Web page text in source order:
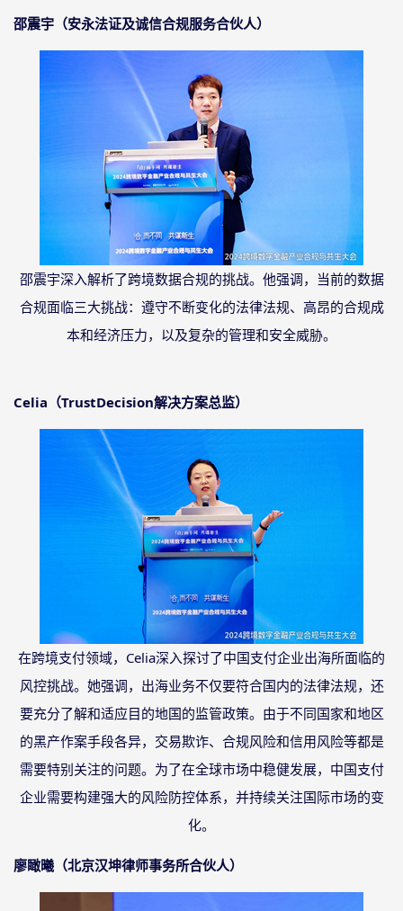
邵震宇（安永法证及诚信合规服务合伙人）
邵震宇深入解析了跨境数据合规的挑战。他强调，当前的数据
合规面临三大挑战：遵守不断变化的法律法规、高昂的合规成
本和经济压力，以及复杂的管理和安全威胁。
Celia（TrustDecision解决方案总监）
在跨境支付领域， Celia深入探讨了中国支付企业出海所面临的
风控挑战。她强调，出海业务不仅要符合国内的法律法规，还
要充分了解和适应目的地国的监管政策。由于不同国家和地区
的黑产作案手段各异，交易欺诈、合规风险和信用风险等都是
需要特别关注的问题。为了在全球市场中稳健发展，中国支付
企业需要构建强大的风险防控体系，并持续关注国际市场的变
化。
廖瞰曦（北京汉坤律师事务所合伙人）